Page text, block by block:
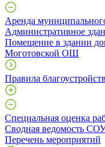
Аренда
Административное
Помещение в здании
Моготовской ОШ
Правила
Специальная оценка
Сводная ведомость
Перечень мероприятий